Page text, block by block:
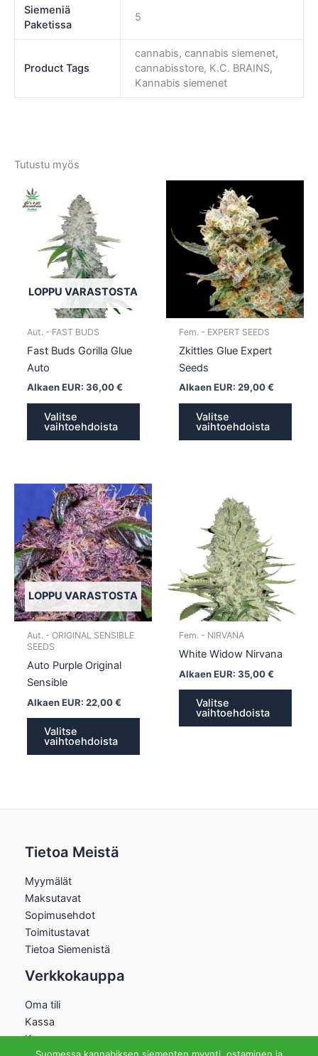
Siemeniä
Paketissa
5
Product Tags
cannabis, cannabis siemenet,
cannabisstore, K.C. BRAINS,
Kannabis siemenet
Tutustu myös
LOPPU VARASTOSTA
Aut. - FAST BUDS
Fast Buds Gorilla Glue
Auto
Alkaen EUR: 36,00€
Valitse
vaihtoehdoista
useampi
muunnelma.
Fem. - EXPERT SEEDS
Zkittles Glue Expert
Seeds
Alkaen EUR: 29,00€
Valitse
vaihtoehdoista
Voit
tehdä
LOPPU VARASTOSTA
Aut. - ORIGINAL SENSIBLE
SEEDS
Auto Purple Original
Sensible
Alkaen EUR: 22,00€
Valitse
vaihtoehdoista
Tällä
tuotteella
on
useampi
muunnelma.
Voit
tehdä
valinnat
Fem. - NIRVANA
White Widow Nirvana
Alkaen EUR: 35,00€
Valitse
vaihtoehdoista
Voit
Tietoa Meistä
Myymälät
Maksutavat
Sopimusehdot
Toimitustavat
Tietoa Siemenistä
Verkkokauppa
Oma tili
Kassa
Kauppa